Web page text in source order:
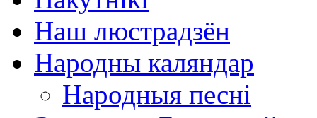
Наш люстрадзён
Народны каляндар
Народныя песні